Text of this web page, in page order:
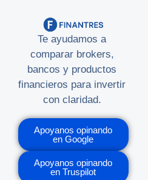
Te ayudamos a
comparar brokers,
bancos y productos
financieros para invertir
con claridad.
Apoyanos opinando
en Google
Apoyanos opinando
en Truspilot